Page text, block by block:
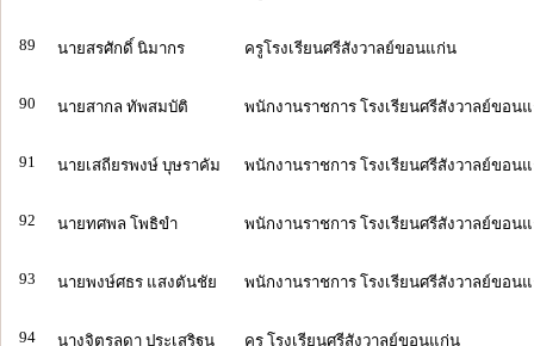
89 นายสรศักดิ์ นิมากร ครูโรงเรียนศรีสังวาลย์ขอนแก่น
90 นายสากล ทัพสมบัติ พนักงานราชการ โรงเรียนศรีสังวาลย์ขอน
91 นายเสถียรพงษ์ บุษราคัม พนักงานราชการ โรงเรียนศรีสังวาลย์ขอน
92 นายทศพล โพธิขำ พนักงานราชการ โรงเรียนศรีสังวาลย์ขอน
93 นายพงษ์ศธร แสงตันชัย พนักงานราชการ โรงเรียนศรีสังวาลย์ขอน
94 นางจิตรลดา ประเสริฐนู ครู โรงเรียนศรีสังวาลย์ขอนแก่น